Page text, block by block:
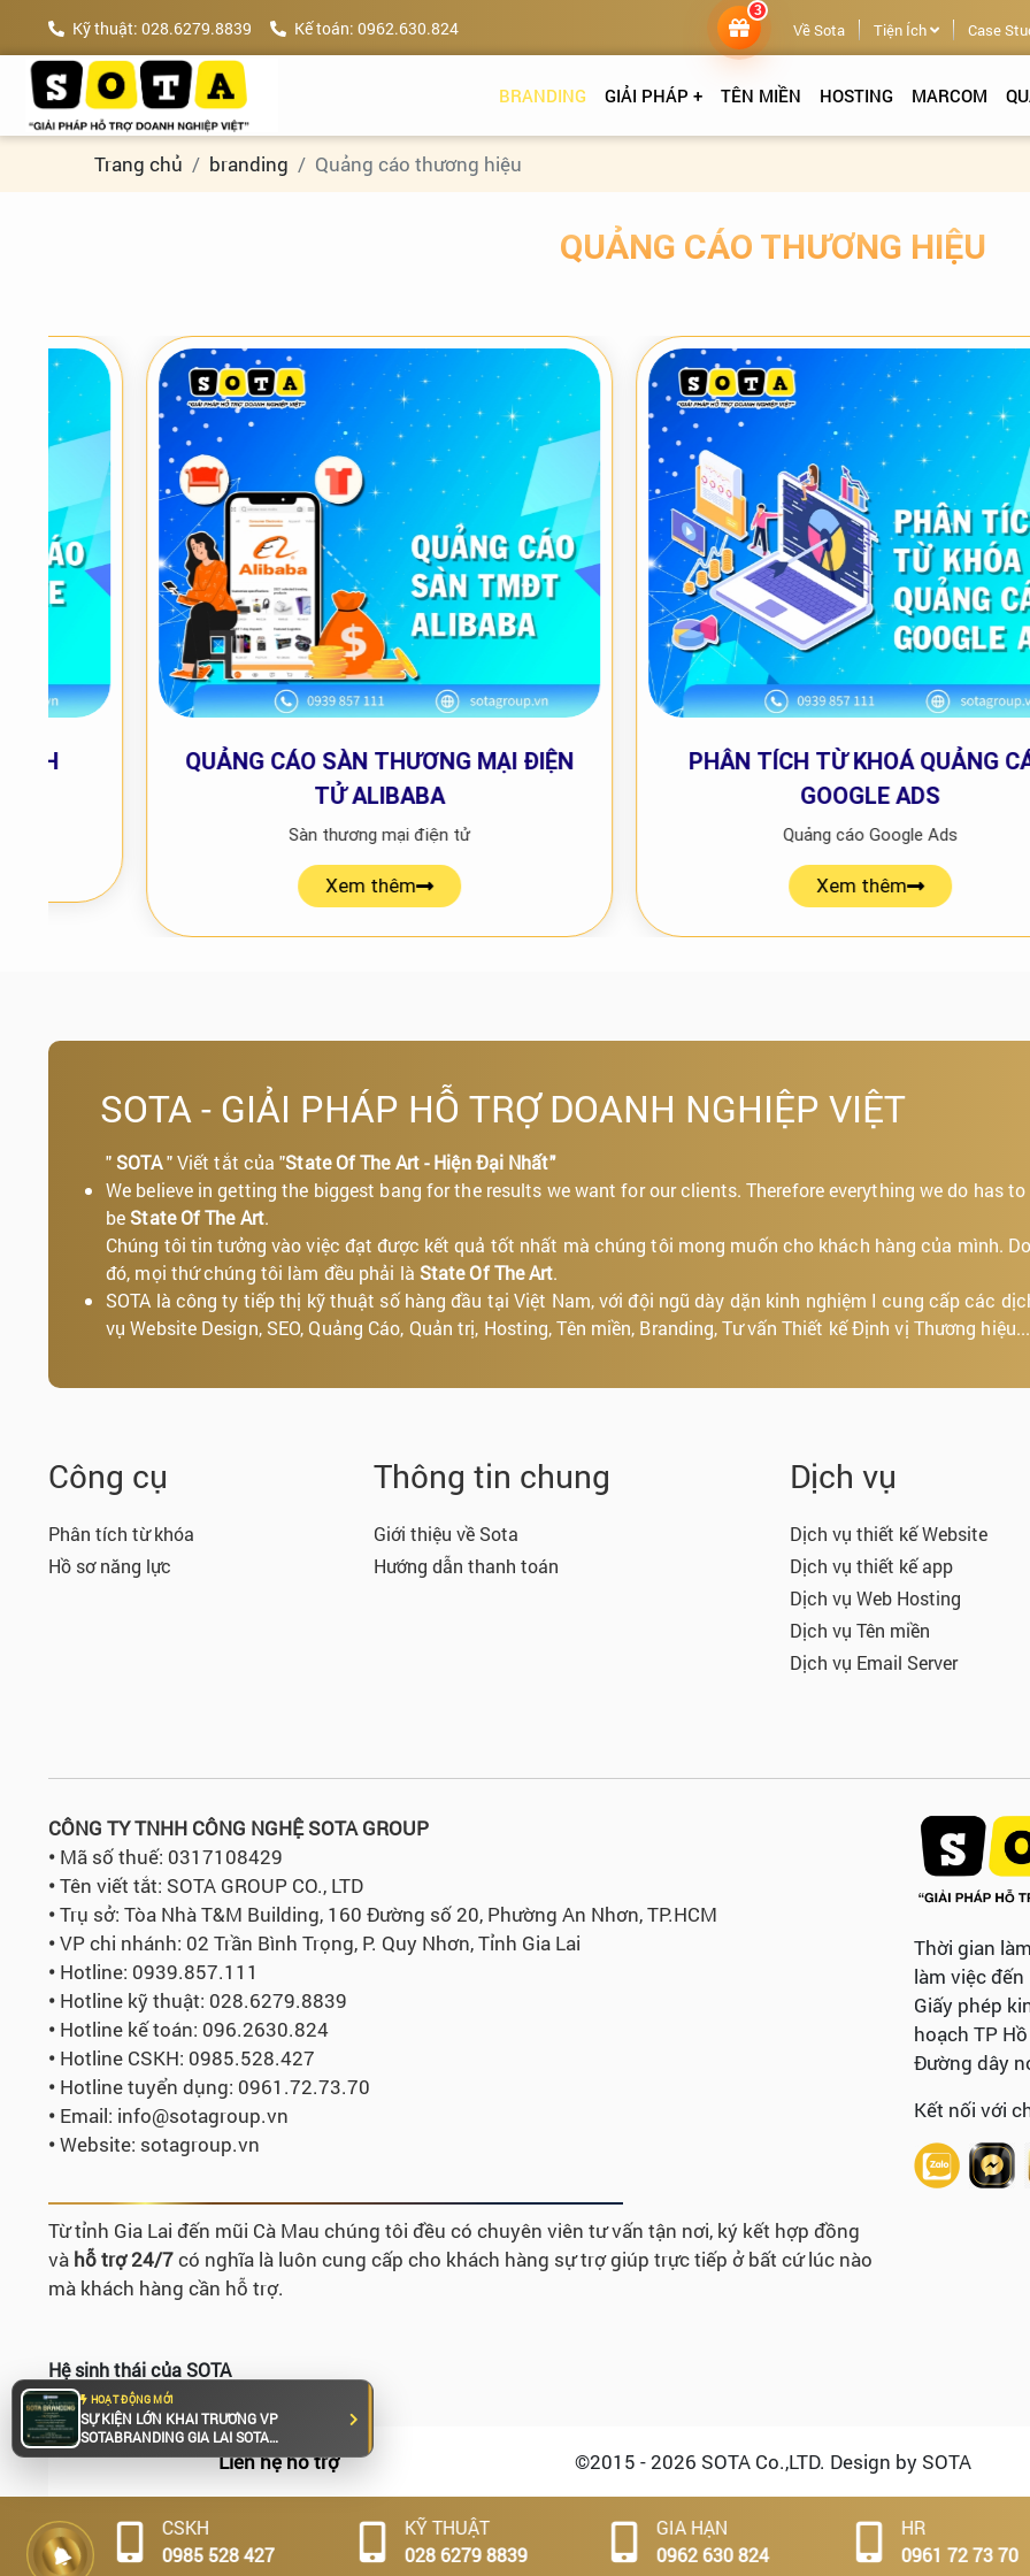
Kỹ thuật: 028.6279.8839 Kế toán: 0962.630.824
3
Về Sota Tiện Ích Case
BRANDING GIẢI PHÁP + TÊN MIỀN HOSTING MARCOM
Trang chủ branding Quảng cáo thương hiệu
QUẢNG CÁO THƯƠNG HIỆU
QUẢNG CÁO SÀN THƯƠNG MẠI ĐIỆN
TỬ ALIBABA
Sàn thương mại điện tử
Xem thêm
PHÂN TÍCH TỪ KHOÁ QUẢNG CÁO
GOOGLE ADS
Quảng cáo Google Ads
Xem thêm
SOTA - GIẢI PHÁP HỖ TRỢ DOANH NGHIỆP VIỆT
"SOTA" Viết tắt của "State Of The Art - Hiện Đại Nhất"
We believe in getting the biggest bang for the results we want for our clients. Therefore everything we do has to
beState Of The Art.
Chúng tôi tin tưởng vào việc đạt được kết quả tốt nhất mà chúng tôi mong muốn cho khách hàng của mình. Do
đó, mọi thứ chúng tôi làm đều phải là State Of The Art.
SOTA là công ty tiếp thị kỹ thuật số hàng đầu tại Việt Nam, với đội ngũ dày dặn kinh nghiệm I cung cấp các
vụ Website Design, SEO, Quảng Cáo, Quản trị, Hosting, Tên miền, Branding, Tư vấn Thiết kế Định vị Thương hiệu...
Công cụ
Phân tích từ khóa
Hồ sơ năng lực
Thông tin chung
Giới thiệu về Sota
Hướng dẫn thanh toán
Dịch vụ
Dịch vụ thiết kế Website
Dịch vụ thiết kế app
Dịch vụ Web Hosting
Dịch vụ Tên miền
Dịch vụ Email Server
CÔNG TY TNHH CÔNG NGHỆ SOTA GROUP
• Mã số thuế: 0317108429
•Tên viết tắt: SOTA GROUP CO., LTD
•Trụ sở: Tòa Nhà T&M Building, 160 Đường số 20, Phường An Nhơn, TP.HCM
•VP chi nhánh: 02 Trần Bình Trọng, P. Quy Nhơn, Tỉnh Gia Lai
• Hotline: 0939.857.111
• Hotline kỹ thuật: 028.6279.8839
• Hotline kế toán: 096.2630.824
• Hotline CSKH: 0985.528.427
• Hotline tuyển dụng: 0961.72.73.70
• Email: info@sotagroup.vn
•Website: sotagroup.vn
Từ tỉnh Gia Lai đến mũi Cà Mau chúng tôi đều có chuyên viên tư vấn tận nơi, ký kết hợp đồng
và hỗ trợ 24/7có nghĩa là luôn cung cấp cho khách hàng sự trợ giúp trực tiếp ở bất cứ lúc nào
mà khách hàng cần hỗ trợ.
Thời gian
làm việc
Giấy phép
hoạch TP
Đường dây
Kết nối với
Hệ sinh thái của SOTA
Liên hệ hỗ trợ ©2015 - 2026 SOTA Co.,LTD. Design by SOTA
HOẠT ĐỘNG MỚI
SỰ KIỆN LỚN KHAI TRƯƠNG VP
SOTABRANDING GIA LAI SOTA
BRANDING trân trọng kính mời Quý
khách đến tham dự chương trình khai
doanh nghiệp giới thiệu đầy đủ về năng
lực, lĩnh vực hoạt động, dịch vụ, dự án và
những thành tựu nổi bật. Tại Địa điểm:
Tuyển
động
CSKH
0985 528 427
KỸ THUẬT
028 6279 8839
GIA HẠN
0962 630 824
HR
0961 72 73 70